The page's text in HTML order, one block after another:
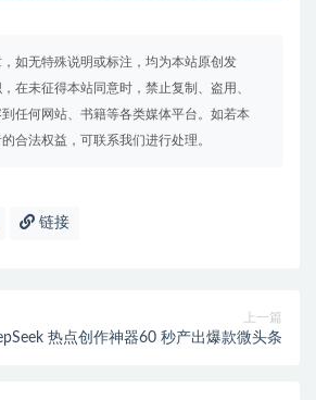
如无特殊说明或标注，均为本站原创发
在未征得本站同意时，禁止复制、盗用、
任何网站、书籍等各类媒体平台。如若本
合法权益，可联系我们进行处理。
链接
上一篇
热点创作神器60 秒产出爆款微头条